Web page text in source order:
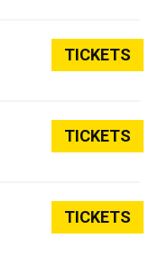
TICKETS
TICKETS
TICKETS